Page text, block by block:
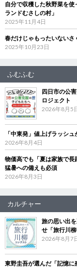
自分で収穫した秋野菜を
ランドむさしの村」
2025年11月4日
春だけじゃもったいない
2025年10月23日
ふむふむ
四日市の公
ロジェクト
2026年8月5
「中東発」値上げラッシ
2026年8月4日
物価高でも「夏は家族で
猛暑への備えも必須
2026年8月3日
カルチャー
旅の思い出
せ「旅行川
2026年8月7
東野圭吾が選んだ「記憶